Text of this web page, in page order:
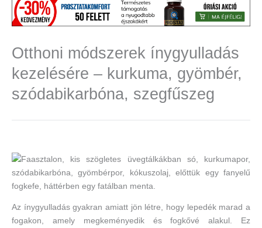
Otthoni módszerek ínygyulladás
kezelésére – kurkuma, gyömbér,
szódabikarbóna, szegfűszeg
Az ínygyulladás gyakran amiatt jön létre, hogy lepedék marad a
fogakon, amely megkeményedik és fogkővé alakul. Ez